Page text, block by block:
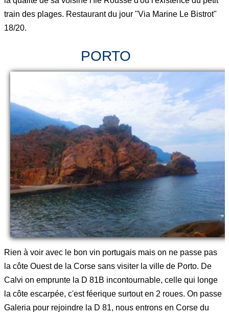
train des plages. Restaurant du jour "Via Marine Le Bistrot"
18/20.
PORTO
Rien à voir avec le bon vin portugais mais on ne passe pas
la côte Ouest de la Corse sans visiter la ville de Porto. De
Calvi on emprunte la D 81B incontournable, celle qui longe
la côte escarpée, c'est féerique surtout en 2 roues. On passe
Galeria pour rejoindre la D 81, nous entrons en Corse du